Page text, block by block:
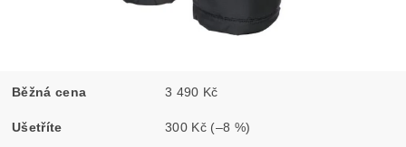
Běžná cena 3 490 Kč
Ušetříte 300 Kč (–8 %)